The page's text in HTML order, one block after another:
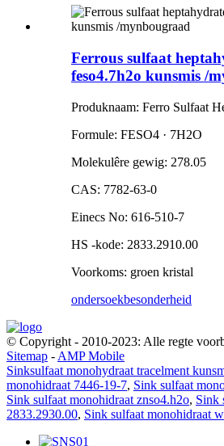
Ferrous sulfaat
feso4.7h2o kunsmis /
Produknaam: Ferro Sulfaat
Formule: FESO4 · 7H2O
Molekulêre gewig: 278.05
CAS: 7782-63-0
Einecs No: 616-510-7
HS -kode: 2833.2910.00
Voorkoms: groen kristal
ondersoekbesonderheid
© Copyright - 2010-2023: Alle regte
Sitemap - AMP Mobile
Sinksulfaat monohydraat tracelment
monohidraat 7446-19-7, Sink sulfaat
Sink sulfaat monohidraat znso4.h2o, Sink
2833.2930.00, Sink sulfaat monohidraat